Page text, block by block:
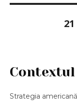
Strategia